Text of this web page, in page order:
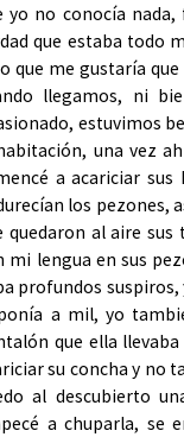
yo no conocía
que estaba todo
que me gustaría
llegamos, ni
estuvimos
una vez
a acariciar
los pezones,
quedaron al aire
mi lengua en sus
profundos
a mil, yo
que ella
su concha y no
al descubierto
a chuparla, se